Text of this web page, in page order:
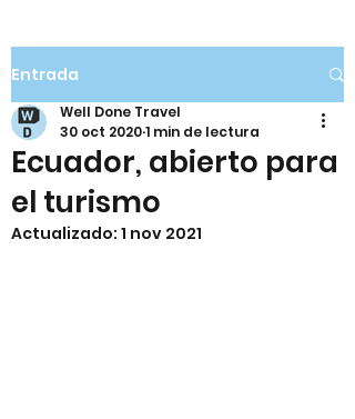
Entrada
Ecuador, abierto para
el turismo
Well Done Travel
30 oct 20201 min de lectura
Actualizado: 1 nov 2021